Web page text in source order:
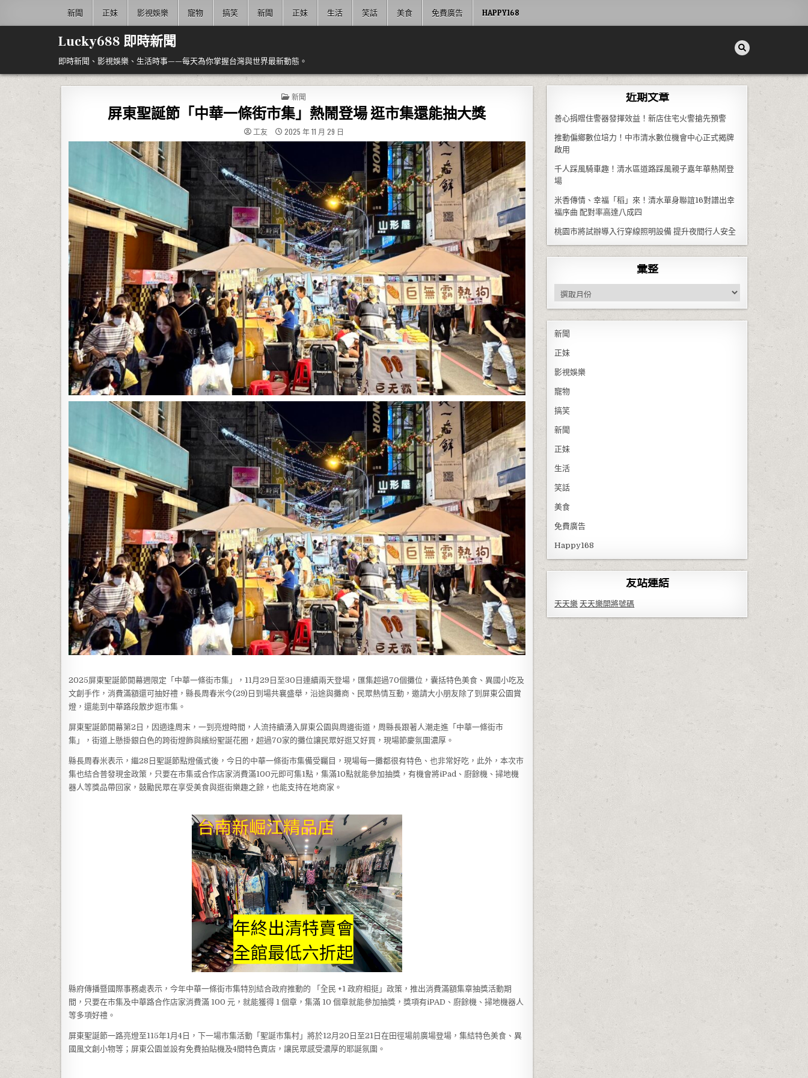
新聞 正妹 影視娛樂 寵物 搞笑 新聞 正妹 生活 笑話 美食 免費廣告 HAPPY168
Lucky688 即時新聞
即時新聞、影視娛樂、生活時事——每天為你掌握台灣與世界最新動態。
POSTED IN
新聞
屏東聖誕節「中華一條街市集」熱鬧登場 逛市集還能抽大獎
工友 2025 年 11 月 29 日
2025屏東聖誕節開幕週限定「中華一條街市集」，11月29日至30日連續兩天登場，匯集超過70個攤位，囊括特色美食、異國小吃及
文創手作，消費滿額還可抽好禮，縣長周春米今(29)日到場共襄盛舉，沿途與攤商、民眾熱情互動，邀請大小朋友除了到屏東公園賞
燈，還能到中華路段散步逛市集。
屏東聖誕節開幕第2日，因適逢周末，一到亮燈時間，人流持續湧入屏東公園與周邊街道，周縣長跟著人潮走進「中華一條街市
集」，街道上懸掛銀白色的跨街燈飾與繽紛聖誕花圈，超過70家的攤位讓民眾好逛又好買，現場節慶氛圍濃厚。
縣長周春米表示，繼28日聖誕節點燈儀式後，今日的中華一條街市集備受矚目，現場每一攤都很有特色、也非常好吃，此外，本次市
集也結合普發現金政策，只要在市集或合作店家消費滿100元即可集1點，集滿10點就能參加抽獎，有機會將iPad、廚餘機、掃地機
器人等獎品帶回家，鼓勵民眾在享受美食與逛街樂趣之餘，也能支持在地商家。
縣府傳播暨國際事務處表示，今年中華一條街市集特別結合政府推動的 「全民 +1 政府相挺」政策，推出消費滿額集章抽獎活動期
間，只要在市集及中華路合作店家消費滿 100 元，就能獲得 1 個章，集滿 10 個章就能參加抽獎，獎項有iPAD、廚餘機、掃地機器人
等多項好禮。
屏東聖誕節一路亮燈至115年1月4日，下一場市集活動「聖誕市集村」將於12月20日至21日在田徑場前廣場登場，集結特色美食、異
國風文創小物等；屏東公園並設有免費拍貼機及4間特色賣店，讓民眾感受濃厚的耶誕氛圍。
近期文章
善心捐贈住警器發揮效益！新店住宅火警搶先預警
推動偏鄉數位培力！中市清水數位機會中心正式揭牌
啟用
千人踩風騎車趣！清水區道路踩風親子嘉年華熱鬧登
場
米香傳情、幸福「稻」來！清水單身聯誼16對譜出幸
福序曲 配對率高達八成四
桃園市將試辦導入行穿線照明設備 提升夜間行人安全
彙整
彙整
新聞
正妹
影視娛樂
寵物
搞笑
新聞
正妹
生活
笑話
美食
免費廣告
Happy168
友站連結
天天樂 天天樂開將號碼